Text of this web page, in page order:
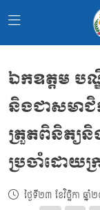
ឯកឧត្តម បណ្
និងជាសមាជិ
ត្រួតពិនិត្យនិង
ប្រចាំដោយ
ថ្ងៃទី២៣ ខែវិច្ឆិកា